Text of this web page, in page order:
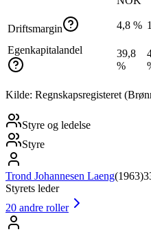
Driftsmargin 4,8 %
Egenkapitalandel
39,8
%
Kilde: Regnskapsregisteret
Styre og ledelse
Styre
Trond Johannesen Laeng(1963)
Styrets leder
20 andre roller